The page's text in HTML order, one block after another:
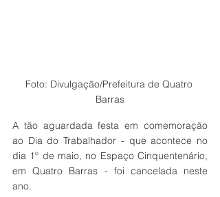
Foto: Divulgação/Prefeitura de Quatro
Barras
A tão aguardada festa em comemoração
ao Dia do Trabalhador - que acontece no
dia 1º de maio, no Espaço Cinquentenário,
em Quatro Barras - foi cancelada neste
ano.